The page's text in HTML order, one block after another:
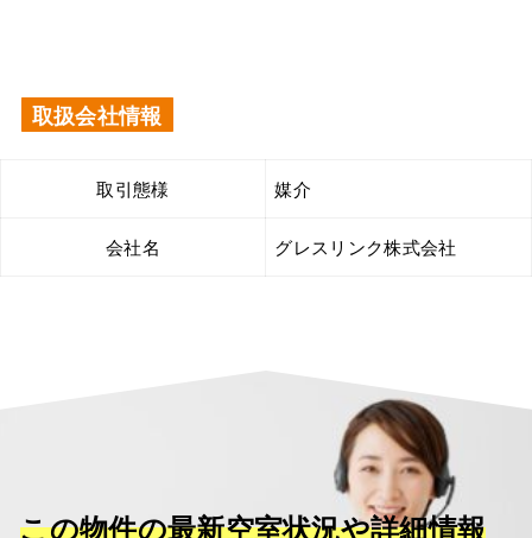
取扱会社情報
取引態様 媒介
会社名 グレスリンク株式会社
この物件の最新空室状況や詳細情報